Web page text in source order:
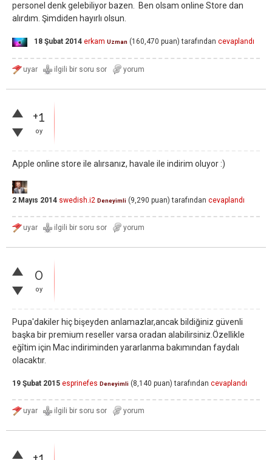
personel denk gelebiliyor bazen. Ben olsam online Store dan
alırdım. Şimdiden hayırlı olsun.
18 Şubat 2014 erkam Uzman (160,470 puan) tarafından cevaplandı
+1
oy
Apple online store ile alırsanız, havale ile indirim oluyor :)
2 Mayıs 2014 swedish.i2 Deneyimli (9,290 puan) tarafından cevaplandı
0
oy
Pupa'dakiler hiç bişeyden anlamazlar,ancak bildiğiniz güvenli
başka bir premium reseller varsa oradan alabilirsiniz.Özellikle
eğîtim için Mac indiriminden yararlanma bakımından faydalı
olacaktır.
19 Şubat 2015 esprinefes Deneyimli (8,140 puan) tarafından cevaplandı